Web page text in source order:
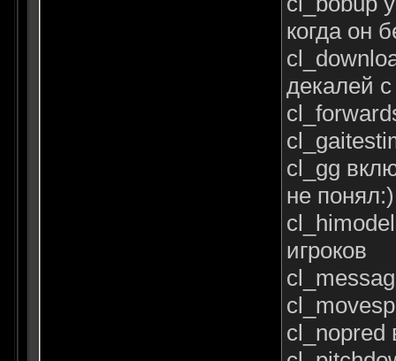
когда он
декалей
cl_gg
не
игроков
cl_nopred